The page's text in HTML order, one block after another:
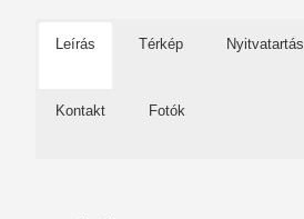
Leírás Térkép Nyitvatartás
Kontakt Fotók